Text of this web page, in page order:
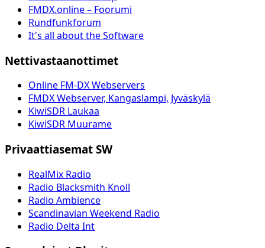
FMDX.online – Foorumi
Rundfunkforum
It's all about the Software
Nettivastaanottimet
Online FM-DX Webservers
FMDX Webserver, Kangaslampi, Jyväskylä
KiwiSDR Laukaa
KiwiSDR Muurame
Privaattiasemat SW
RealMix Radio
Radio Blacksmith Knoll
Radio Ambience
Scandinavian Weekend Radio
Radio Delta Int